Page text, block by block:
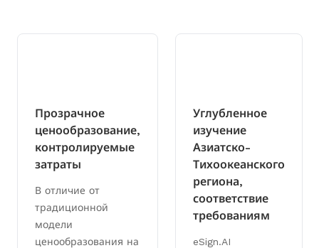
Прозрачное
ценообразование,
контролируемые
затраты
В отличие от
традиционной
модели
ценообразования на
Углубленное
изучение
Азиатско-
Тихоокеанского
региона,
соответствие
требованиям
eSign.AI